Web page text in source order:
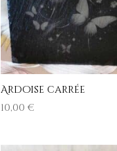
Ardoise carrée
10,00€